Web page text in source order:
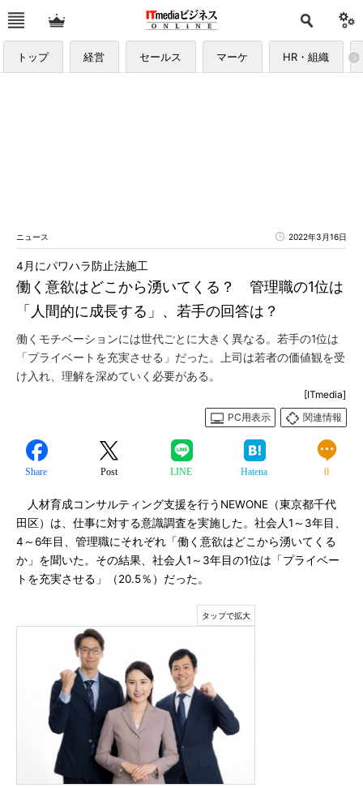
トップ 経営 セールス マーケ HR・組織
ニュース 2022年3月16日
働く意欲はどこから湧いてくる？ 管理職の1位は
「人間的に成長する」、若手の回答は？
4月にパワハラ防止法施工
働くモチベーションには世代ごとに大きく異なる。若手の1位は
「プライベートを充実させる」だった。上司は若者の価値観を受
け入れ、理解を深めていく必要がある。
[ITmedia]
PC用表示
関連情報
Share Post LINE Hatena 0
人材育成コンサルティング支援を行うNEWONE（東京都千代
田区）は、仕事に対する意識調査を実施した。社会人1～3年目、
4～6年目、管理職にそれぞれ「働く意欲はどこから湧いてくる
か」を聞いた。その結果、社会人1～3年目の1位は「プライベー
トを充実させる」（20.5％）だった。